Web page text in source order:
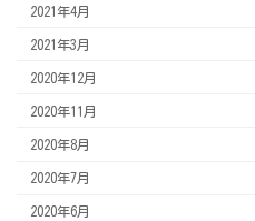
2021年4月
2021年3月
2020年12月
2020年11月
2020年8月
2020年7月
2020年6月